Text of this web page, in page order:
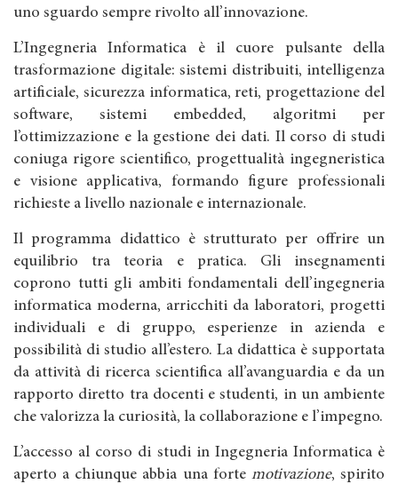
uno sguardo sempre rivolto all’innovazione.
L’Ingegneria Informatica è il cuore pulsante della
trasformazione digitale: sistemi distribuiti, intelligenza
artificiale, sicurezza informatica, reti, progettazione del
software, sistemi embedded, algoritmi per
l’ottimizzazione e la gestione dei dati. Il corso di studi
coniuga rigore scientifico, progettualità ingegneristica
e visione applicativa, formando figure professionali
richieste a livello nazionale e internazionale.
Il programma didattico è strutturato per offrire un
equilibrio tra teoria e pratica. Gli insegnamenti
coprono tutti gli ambiti fondamentali dell’ingegneria
informatica moderna, arricchiti da laboratori, progetti
individuali e di gruppo, esperienze in azienda e
possibilità di studio all’estero. La didattica è supportata
da attività di ricerca scientifica all’avanguardia e da un
rapporto diretto tra docenti e studenti, in un ambiente
che valorizza la curiosità, la collaborazione e l’impegno.
L’accesso al corso di studi in Ingegneria Informatica è
aperto a chiunque abbia una forte motivazione, spirito